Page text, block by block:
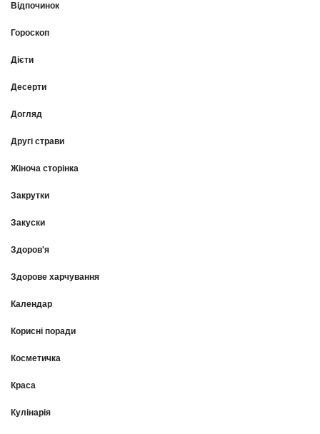
Відпочинок
Гороскоп
Дієти
Десерти
Догляд
Другі страви
Жіноча сторінка
Закрутки
Закуски
Здоров'я
Здорове харчування
Календар
Корисні поради
Косметичка
Краса
Кулінарія